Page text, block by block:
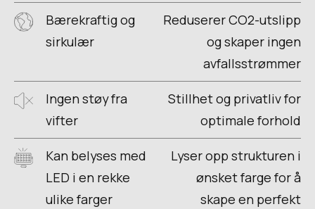
Bærekraftig og
sirkulær
Reduserer CO2-utslipp
og skaper ingen
avfallsstrømmer
Ingen støy fra
vifter
Stillhet og privatliv for
optimale forhold
Kan belyses med
LED i en rekke
ulike farger
Lyser opp strukturen i
ønsket farge for å
skape en perfekt